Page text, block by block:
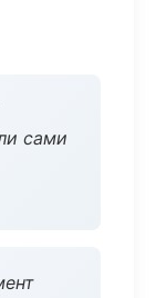
сами